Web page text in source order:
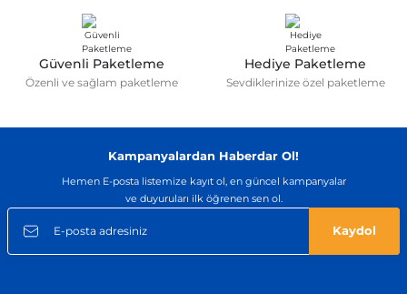
Güvenli Paketleme
Özenli ve sağlam paketleme
Hediye Paketleme
Sevdiklerinize özel paketleme
Kampanyalardan Haberdar Ol!
Hemen E-posta listemize kayıt ol, en güncel kampanyalar
ve duyuruları ilk öğrenen sen ol.
Kaydol